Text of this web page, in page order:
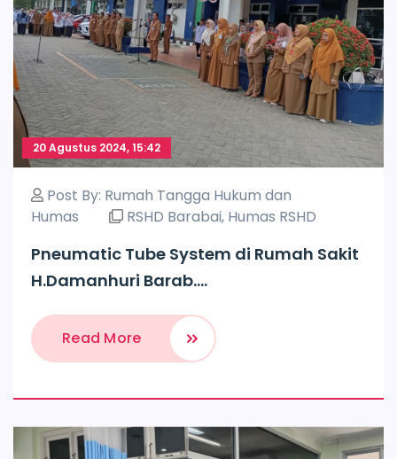
20 Agustus 2024, 15:42
Post By: Rumah Tangga Hukum dan
Humas
RSHD Barabai, Humas RSHD
Pneumatic Tube System di Rumah Sakit
H.Damanhuri Barab....
Read More